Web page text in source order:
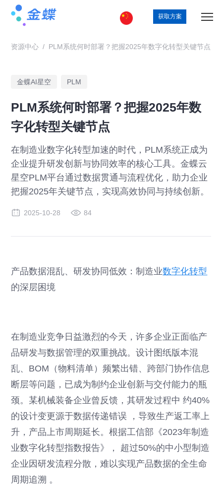
获取方案
资源中心 / PLM系统何时部署？把握2025年数字化转型关键节点
金蝶AI星空 PLM
PLM系统何时部署？把握2025年数
字化转型关键节点
在制造业数字化转型加速的时代，PLM系统正成为
企业提升研发创新与协同效率的核心工具。金蝶云
星空PLM平台通过数据贯通与流程优化，助力企业
把握2025年关键节点，实现高效协同与持续创新。
2025-10-28 84
产品数据混乱、研发协同低效：制造业数字化转型
的深层困境
在制造业竞争日益激烈的今天，许多企业正面临产
品研发与数据管理的双重挑战。设计图纸版本混
乱、BOM（物料清单）频繁出错、跨部门协作信息
断层等问题，已成为制约企业创新与交付能力的瓶
颈。某机械装备企业曾反馈，其研发过程中 约40%
的设计变更源于数据传递错误 ，导致生产返工率上
升，产品上市周期延长。根据工信部《2023年制造
业数字化转型指数报告》， 超过50%的中小型制造
企业因研发流程分散，难以实现产品数据的全生命
周期追溯 。